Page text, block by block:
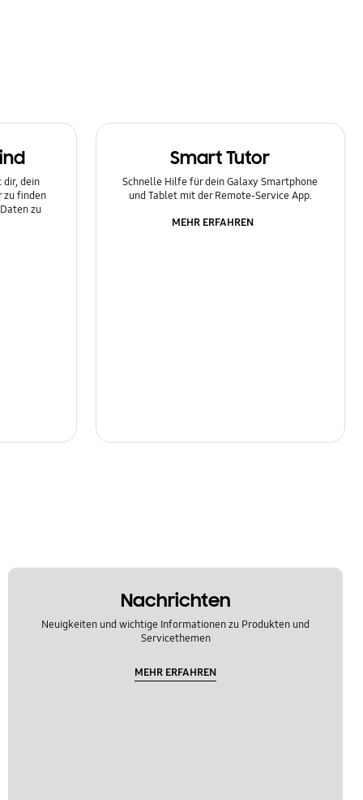
dir, dein
zu finden
zu
Smart Tutor
Schnelle Hilfe für dein Galaxy Smartphone
und Tablet mit der Remote-Service App.
MEHR ERFAHREN
Nachrichten
Neuigkeiten und wichtige Informationen zu Produkten und
Servicethemen
MEHR ERFAHREN